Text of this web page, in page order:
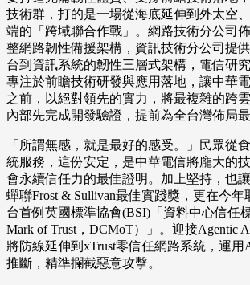
技術群，打的是一場從海底延伸到外太空
端的「跨域聯合作戰」。網路技術分公司
整網路韌性備援架構，資訊技術分公司提
台到資訊系統的韌性三層式架構，電信研
專注於前瞻技術研發與應用落地，讓中華
之前，以絕對領先的實力，將最複雜的跨
內部先完成開發驗證，提前為全台灣佈局
「所謂無感，就是最好的感受。」民眾從
統服務，這份安定，是中華電信將龐大的
會永續信任力的最佳證明。加上堅持，也
蟬聯Frost & Sullivan最佳實踐獎，更在今
台首例英國標準協會(BSI)「資料中心信任
Mark of Trust，DCMoT）」。迎接Agentic
將防線延伸到xTrust零信任網路系統，運
推斷，精準攔截惡意攻擊。